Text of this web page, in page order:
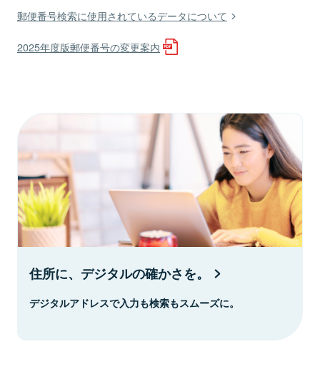
郵便番号検索に使用されているデータについて
2025年度版郵便番号の変更案内
住所に、デジタルの確かさを。
デジタルアドレスで入力も検索もスムーズに。